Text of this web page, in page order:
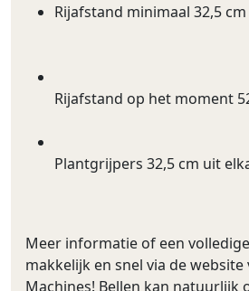
Rijafstand minimaal 32,5 cm
Rijafstand op het moment
Plantgrijpers 32,5 cm uit
Meer informatie of een
makkelijk en snel via de
Machines! Bellen kan natuurlijk